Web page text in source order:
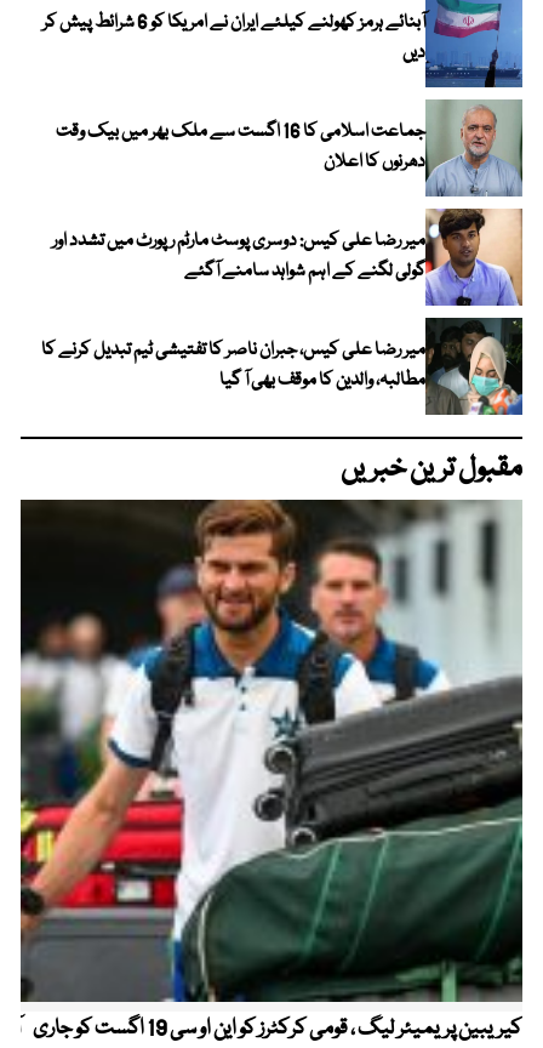
آبنائے ہرمز کھولنے کیلئے ایران نے امریکا کو 6 شرائط پیش کر
دیں
جماعت اسلامی کا 16 اگست سے ملک بھر میں بیک وقت
دھرنوں کا اعلان
میر رضا علی کیس: دوسری پوسٹ مارٹم رپورٹ میں تشدد اور
گولی لگنے کے اہم شواہد سامنے آگئے
میر رضا علی کیس، جبران ناصر کا تفتیشی ٹیم تبدیل کرنے کا
مطالبہ، والدین کا موقف بھی آ گیا
مقبول ترین خبریں
کیریبین پریمیئر لیگ ، قومی کرکٹرز کو این او سی 19 اگست کو جاری